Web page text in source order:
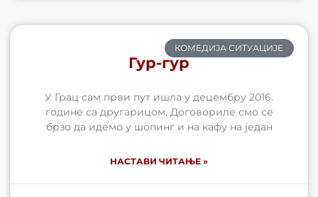
КОМЕДИЈА СИТУАЦИЈЕ
Гур-гур
У Грац сам први пут ишла у децембру 2016.
године са другарицом. Договориле смо се
брзо да идемо у шопинг и на кафу на један
НАСТАВИ ЧИТАЊЕ »